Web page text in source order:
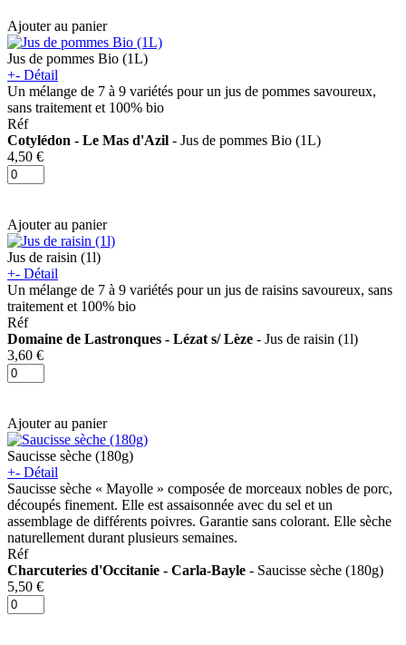
Ajouter au panier
Jus de pommes Bio (1L)
+- Détail
Un mélange de 7 à 9 variétés pour un jus de pommes savoureux,
sans traitement et 100% bio
Réf
Cotylédon - Le Mas d'Azil - Jus de pommes Bio (1L)
4,50 €
Ajouter au panier
Jus de raisin (1l)
+- Détail
Un mélange de 7 à 9 variétés pour un jus de raisins savoureux, sans
traitement et 100% bio
Réf
Domaine de Lastronques - Lézat s/ Lèze - Jus de raisin (1l)
3,60 €
Ajouter au panier
Saucisse sèche (180g)
+- Détail
Saucisse sèche « Mayolle » composée de morceaux nobles de porc,
découpés finement. Elle est assaisonnée avec du sel et un
assemblage de différents poivres. Garantie sans colorant. Elle sèche
naturellement durant plusieurs semaines.
Réf
Charcuteries d'Occitanie - Carla-Bayle - Saucisse sèche (180g)
5,50 €